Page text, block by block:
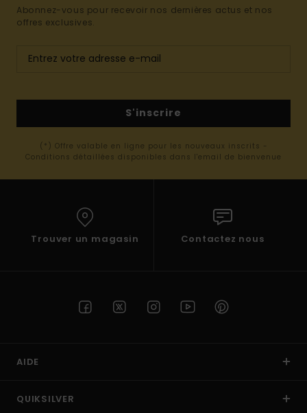
Abonnez-vous pour recevoir nos dernières actus et nos
offres exclusives.
S'inscrire
(*) Offre valable en ligne pour les nouveaux inscrits -
Conditions détaillées disponibles dans l'email de bienvenue
Trouver un magasin Contactez nous
AIDE
QUIKSILVER